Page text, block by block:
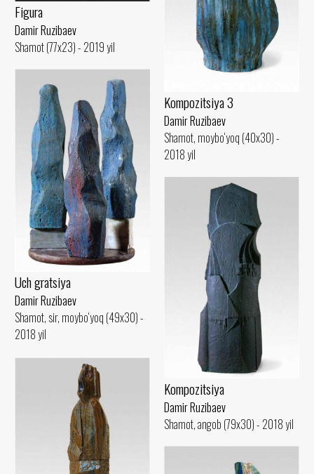
Figura
Damir Ruzibaev
Shamot (77x23) - 2019 yil
Kompozitsiya 3
Damir Ruzibaev
Shamot, moybo‘yoq (40x30) -
2018 yil
Uch gratsiya
Damir Ruzibaev
Shamot, sir, moybo‘yoq (49x30) -
2018 yil
Kompozitsiya
Damir Ruzibaev
Shamot, angob (79x30) - 2018 yil